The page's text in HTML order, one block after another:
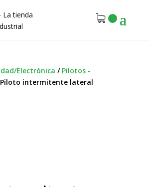
Electrónica / Pilotos -
Piloto intermitente lateral